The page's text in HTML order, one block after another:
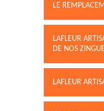
LE
LAFLEUR
DE NOS
LAFLEUR